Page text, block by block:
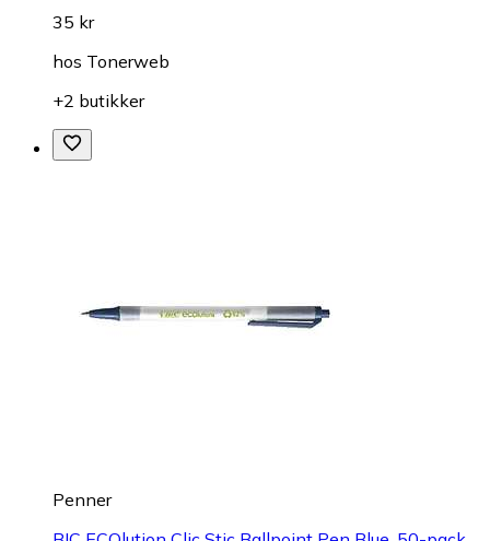
35 kr
hos Tonerweb
+2 butikker
Penner